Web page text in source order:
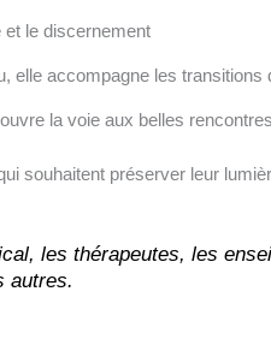
et le discernement
elle accompagne les transitions
la voie aux belles rencontres
souhaitent préserver leur
les thérapeutes, les
autres.